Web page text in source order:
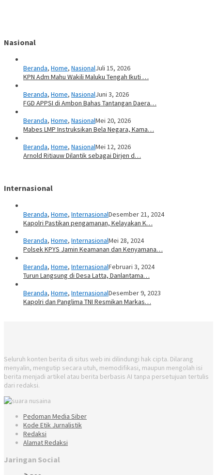
Nasional
Beranda, Home, NasionalJuli 15, 2026
KPN Adm Mahu Wakili Maluku Tengah Ikuti …
Beranda, Home, NasionalJuni 3, 2026
FGD APPSI di Ambon Bahas Tantangan Daera…
Beranda, Home, NasionalMei 20, 2026
Mabes LMP Instruksikan Bela Negara, Kama…
Beranda, Home, NasionalMei 12, 2026
Arnold Ritiauw Dilantik sebagai Dirjen d…
Internasional
Beranda, Home, InternasionalDesember 21, 2024
Kapolri Pastikan pengamanan, Kelayakan K…
Beranda, Home, InternasionalMei 28, 2024
Polsek KPYS Jamin Keamanan dan Kenyamana…
Beranda, Home, InternasionalFebruari 3, 2024
Turun Langsung di Desa Latta, Danlantama…
Beranda, Home, InternasionalDesember 9, 2023
Kapolri dan Panglima TNI Resmikan Markas…
Seluruh konten berita di situs web ini dilindungi hak cipta. Dilarang
menyalin, mengutip secara utuh, memodifikasi, maupun mengolah isi
berita menjadi artikel atau berita berbasis AI tanpa persetujuan tertulis
dari redaksi.
Pedoman Media Siber
Kode Etik Jurnalistik
Redaksi
Alamat Redaksi
Jaringan Social